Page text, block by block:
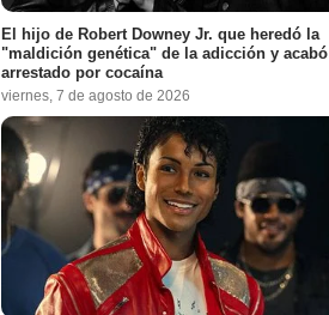
El hijo de Robert Downey Jr. que heredó la
"maldición genética" de la adicción y acabó
arrestado por cocaína
viernes, 7 de agosto de 2026